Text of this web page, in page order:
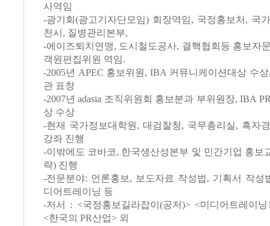
사역임
-광기회(광고기자단모임) 회장역임, 국정홍보처, 국
천시, 질병관리본부,
-에이즈퇴치연맹, 도시철도공사, 결핵협회등 홍보자
객원편집위원 역임.
-2005년 APEC 홍보위원, IBA 커뮤니케이션대상 수
관 표창
-2007년 adasia 조직위원회 홍보분과 부위원장, IBA
상 수상
-현재 국가정보대학원, 대검찰청, 국무총리실, 흑자
강좌 진행
-이밖에도 코바코, 한국생산성본부 및 민간기업 홍보
략) 진행
-전문분야: 언론홍보, 보도자료 작성법, 기획서 작성
디어트레이닝 등
-저서 : <국정홍보길라잡이(공저)> <미디어트레이닝
<한국의 PR산업> 외